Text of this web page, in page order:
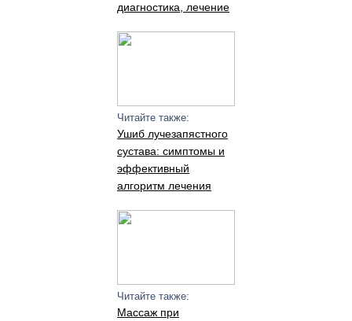
диагностика, лечение
Читайте также:
Ушиб лучезапястного
сустава: симптомы и
эффективный
алгоритм лечения
Читайте также:
Массаж при